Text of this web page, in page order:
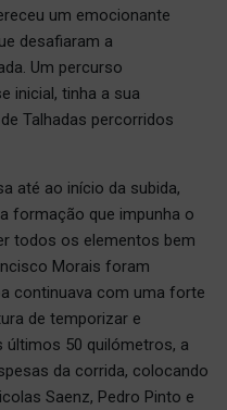
um emocionante
desafiaram a
Um percurso
inicial, tinha a sua
Talhadas percorridos
até ao início da subida,
formação que impunha o
todos os elementos bem
Morais foram
continuava com uma forte
de temporizar e
últimos 50 quilómetros, a
da corrida, colocando
Saenz, Pedro Pinto e